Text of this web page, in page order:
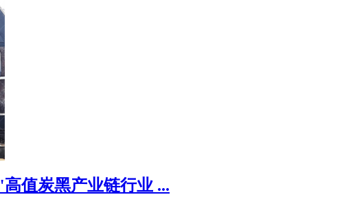
值炭黑产业链行业 ...